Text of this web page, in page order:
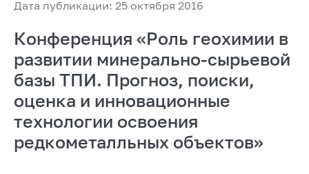
Дата публикации: 25 октября 2016
Конференция «Роль геохимии в
развитии минерально-сырьевой
базы ТПИ. Прогноз, поиски,
оценка и инновационные
технологии освоения
редкометалльных объектов»